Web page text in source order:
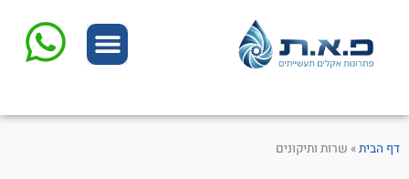
דף הבית» שרות ותיקונים